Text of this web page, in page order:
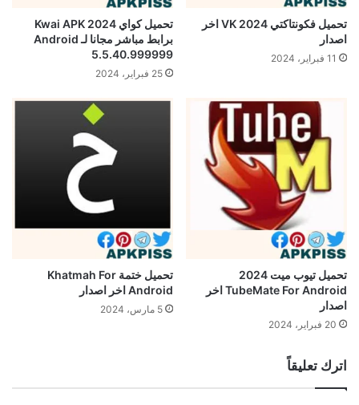
تحميل فكونتاكتي 2024 VK اخر
اصدار
11 فبراير، 2024
تحميل كواي Kwai APK 2024
برابط مباشر مجانا لـ Android
5.5.40.999999
25 فبراير، 2024
تحميل تيوب ميت 2024
TubeMate For Android اخر
اصدار
20 فبراير، 2024
تحميل ختمة Khatmah For
Android اخر اصدار
5 مارس، 2024
اترك تعليقاً